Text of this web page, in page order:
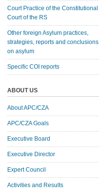
Court Practice of the Constitutional
Court of the RS
Other foreign Asylum practices,
strategies, reports and conclusions
on asylum
Specific COI reports
ABOUT US
About APC/CZA
APC/CZA Goals
Executive Board
Executive Director
Expert Council
Activities and Results